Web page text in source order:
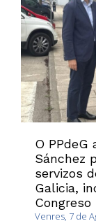
O PPdeG
Sánchez
servizos
Galicia,
Congreso
Venres, 7 de